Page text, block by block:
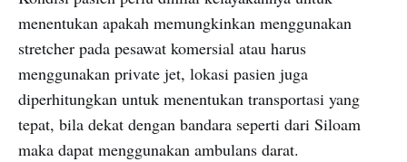
menentukan apakah memungkinkan menggunakan
stretcher pada pesawat komersial atau harus
menggunakan private jet, lokasi pasien juga
diperhitungkan untuk menentukan transportasi yang
tepat, bila dekat dengan bandara seperti dari Siloam
maka dapat menggunakan ambulans darat.